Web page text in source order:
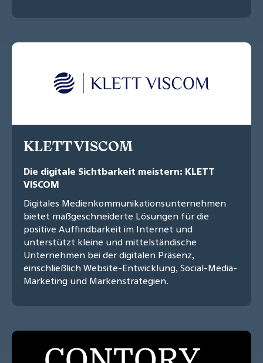
KLETT VISCOM
Die digitale Sichtbarkeit meistern: KLETT
VISCOM
Digitales Medienkommunikationsunternehmen
bietet maßgeschneiderte Lösungen für die
positive Auffindbarkeit im Internet und
unterstützt kleine und mittelständische
Unternehmen bei der digitalen Präsenz,
einschließlich Website-Entwicklung, Social-Media-
Marketing und Markenstrategien.